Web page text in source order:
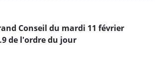
Conseil du mardi 11 février
de l'ordre du jour